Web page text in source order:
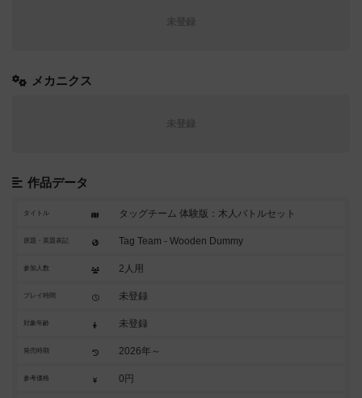
メカニクス
作品データ
タイトル タッグチーム 体験版：木人バトルセット
原題・英題表記 Tag Team - Wooden Dummy
参加人数 2人用
プレイ時間 未登録
対象年齢 未登録
発売時期 2026年～
参考価格 0円